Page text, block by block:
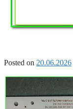
Posted on 20.06.2026